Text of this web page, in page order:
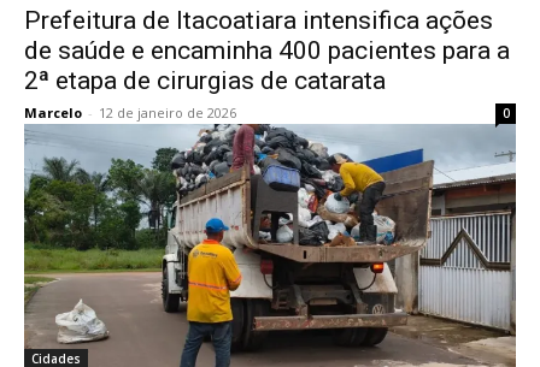
Prefeitura de Itacoatiara intensifica ações
de saúde e encaminha 400 pacientes para a
2ª etapa de cirurgias de catarata
Marcelo - 12 de janeiro de 2026 0
Cidades